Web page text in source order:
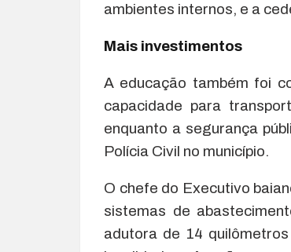
ambientes internos, e a
Mais investimentos
A educação também foi
capacidade para
enquanto a segurança
Polícia Civil no município.
O chefe do Executivo
sistemas de
adutora de 14